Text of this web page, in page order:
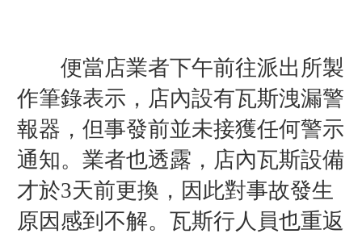
便當店業者下午前往派出所製
作筆錄表示，店內設有瓦斯洩漏警
報器，但事發前並未接獲任何警示
通知。業者也透露，店內瓦斯設備
才於3天前更換，因此對事故發生
原因感到不解。瓦斯行人員也重返